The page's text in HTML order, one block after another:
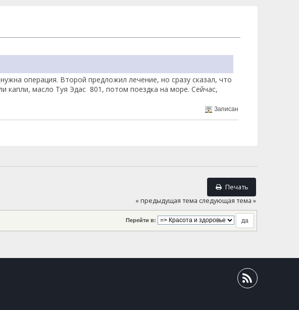
операция. Второй предложил лечение, но сразу сказал, что
капли, масло Туя Эдас 801, потом поездка на море. Сейчас,
Записан
Печать
« предыдущая тема следующая тема »
Перейти в: